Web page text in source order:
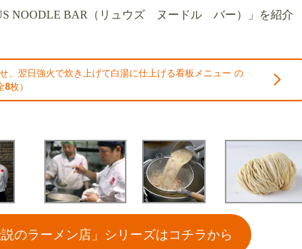
NOODLE BAR（リュウズ ヌードル バー）」を紹介
せ、翌日強火で炊き上げて白湯に仕上げる看板メニュー の
8枚）
のラーメン店」シリーズはコチラから